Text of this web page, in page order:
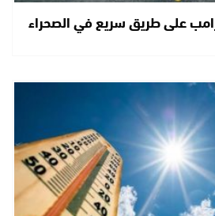
على طريق سريع في الصحراء